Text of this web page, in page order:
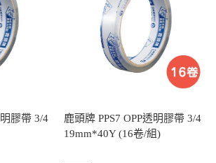
膠帶 3/4
鹿頭牌 PPS7 OPP透明膠帶 3/4
19mm*40Y (16卷/組)